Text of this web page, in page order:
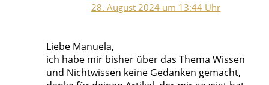
28. August 2024 um 13:44 Uhr
Liebe Manuela,
ich habe mir bisher über das Thema Wissen
und Nichtwissen keine Gedanken gemacht,